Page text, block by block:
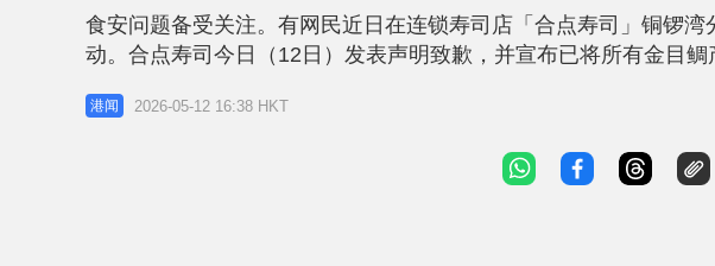
0
%
食安问题备受关注。有网民近日在连锁寿司店「合点寿司」铜锣
动。合点寿司今日（12日）发表声明致歉，并宣布已将所有金目
一般海产常见的寄生虫还包括蛔虫、绦虫和吸虫。大多数寄生虫
疹和痕痒等过敏反应。 食客：寄生虫「好似同我挥手」 有网民于
港闻 2026-05-12 16:38 HKT